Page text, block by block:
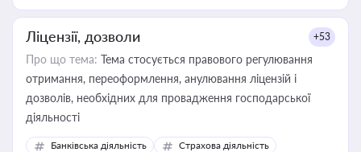
Ліцензії, дозволи +53
Про що тема: Тема стосується правового регулювання
отримання, переоформлення, анулювання ліцензій і
дозволів, необхідних для провадження господарської
діяльності
Банківська діяльність
Страхова діяльність